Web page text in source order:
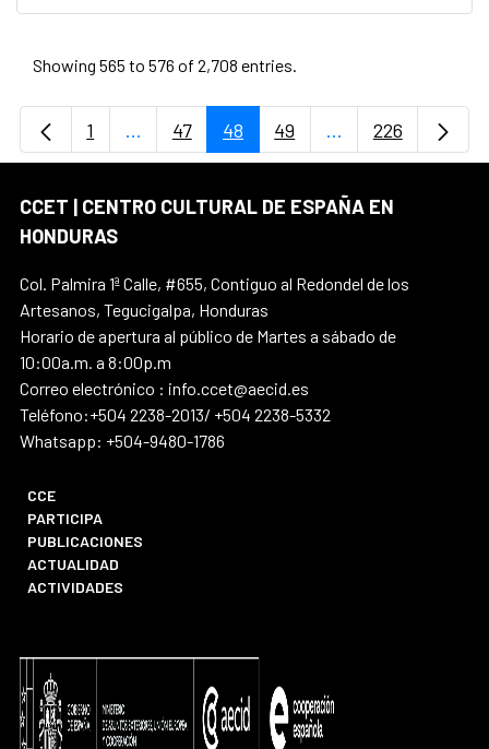
Showing 565 to 576 of 2,708 entries.
Page
1 ...Intermediate Pages Use TAB to navigate.
Page
47 Page
48 Page
49 ...Intermediate
Page
226
CCET | CENTRO CULTURAL DE ESPAÑA EN
HONDURAS
Col. Palmira 1ª Calle, #655, Contiguo al Redondel de los
Artesanos, Tegucigalpa, Honduras
Horario de apertura al público de Martes a sábado de
10:00a.m. a 8:00p.m
Correo electrónico : info.ccet@aecid.es
Teléfono:+504 2238-2013/ +504 2238-5332
Whatsapp: +504-9480-1786
CCE
PARTICIPA
PUBLICACIONES
ACTUALIDAD
ACTIVIDADES